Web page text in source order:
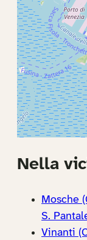
Nella
Mosche
S.
Vinanti